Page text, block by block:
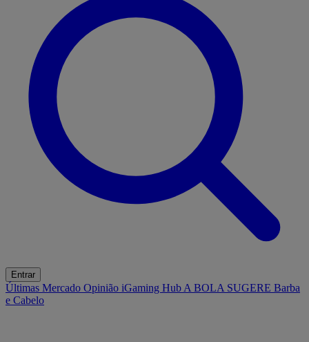
Entrar
Últimas Mercado Opinião iGaming Hub A BOLA SUGERE Barba
e Cabelo